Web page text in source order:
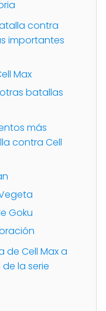
contra
importantes
Max
batallas
más
contra Cell
Goku
Cell Max a
la serie